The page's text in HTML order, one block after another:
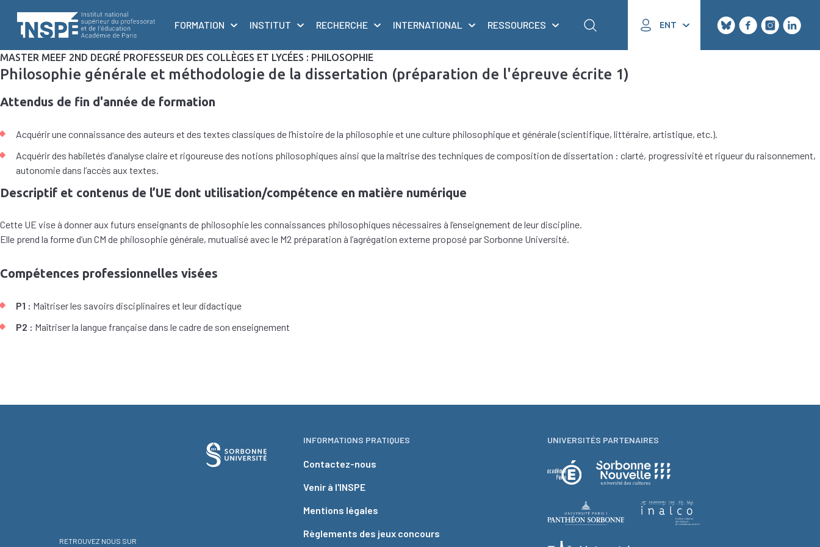
contenu
principal
principale
FORMATION
INSTITUT RECHERCHE INTERNATIONAL RESSOURCES ENT
MASTER MEEF 2ND DEGRÉ PROFESSEUR DES COLLÈGES ET LYCÉES : PHILOSOPHIE
Philosophie générale et méthodologie de la dissertation (préparation de l'épreuve écrite 1)
Attendus de fin d'année de formation
Acquérir une connaissance des auteurs et des textes classiques de l’histoire de la philosophie et une culture philosophique et générale (scientifique, littéraire, artistique, etc.).
Acquérir des habiletés d’analyse claire et rigoureuse des notions philosophiques ainsi que la maîtrise des techniques de composition de dissertation : clarté, progressivité et rigueur du raisonnement,
autonomie dans l’accès aux textes.
Descriptif et contenus de l’UE dont utilisation/compétence en matière numérique
Cette UE vise à donner aux futurs enseignants de philosophie les connaissances philosophiques nécessaires à l’enseignement de leur discipline.
Elle prend la forme d’un CM de philosophie générale, mutualisé avec le M2 préparation à l’agrégation externe proposé par Sorbonne Université.
Compétences professionnelles visées
P1 : Maîtriser les savoirs disciplinaires et leur didactique
P2 : Maîtriser la langue française dans le cadre de son enseignement
RETROUVEZ NOUS SUR
INFORMATIONS PRATIQUES
Contactez-nous
Venir à l'INSPE
Mentions légales
Règlements des jeux concours
UNIVERSITÉS PARTENAIRES